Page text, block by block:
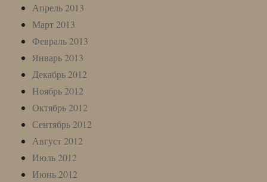
Апрель 2013
Март 2013
Февраль 2013
Январь 2013
Декабрь 2012
Ноябрь 2012
Октябрь 2012
Сентябрь 2012
Август 2012
Июль 2012
Июнь 2012